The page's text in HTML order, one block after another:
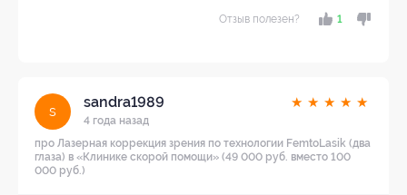
Отзыв полезен? 1
s
sandra1989
4 года назад
★ ★ ★ ★ ★
про Лазерная коррекция зрения по технологии FemtoLasik (два
глаза) в «Клинике скорой помощи» (49 000 руб. вместо 100
000 руб.)